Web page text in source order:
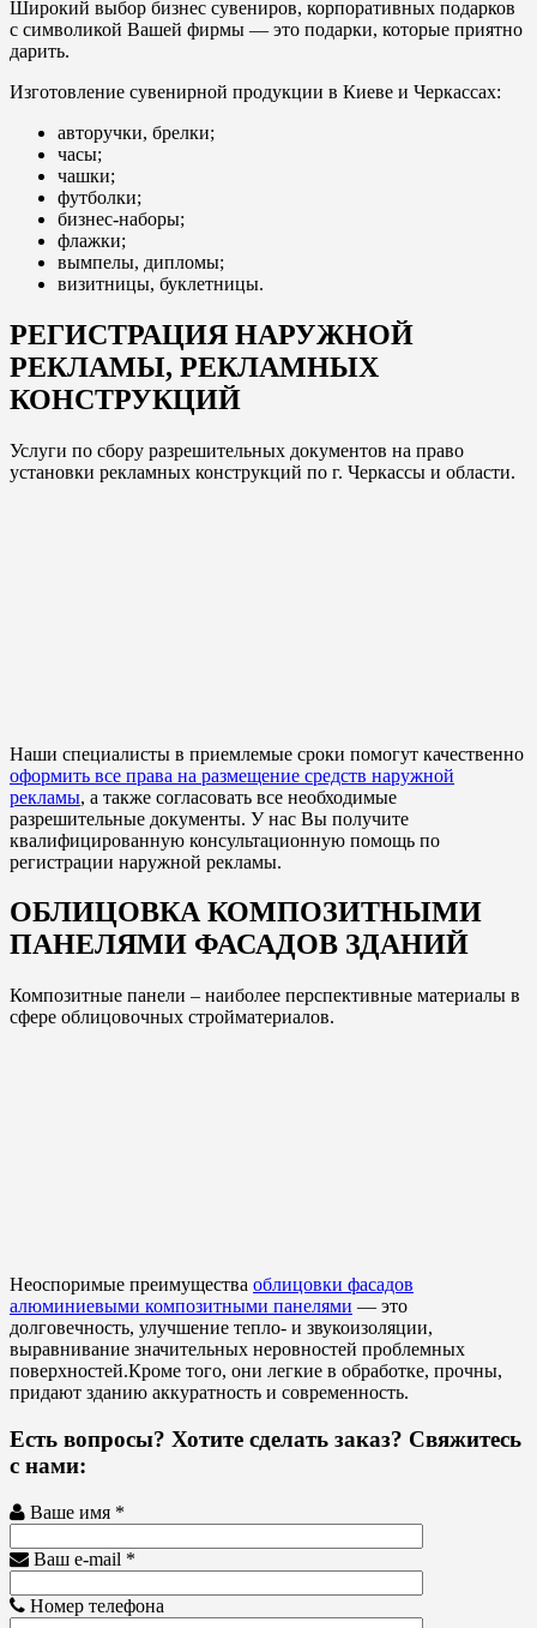
Широкий выбор бизнес сувениров, корпоративных подарков
с символикой Вашей фирмы — это подарки, которые приятно
дарить.
Изготовление сувенирной продукции в Киеве и Черкассах:
авторучки, брелки;
часы;
чашки;
футболки;
бизнес-наборы;
флажки;
вымпелы, дипломы;
визитницы, буклетницы.
РЕГИСТРАЦИЯ НАРУЖНОЙ
РЕКЛАМЫ, РЕКЛАМНЫХ
КОНСТРУКЦИЙ
Услуги по сбору разрешительных документов на право
установки рекламных конструкций по г. Черкассы и области.
Наши специалисты в приемлемые сроки помогут качественно
оформить все права на размещение средств наружной
рекламы, а также согласовать все необходимые
разрешительные документы. У нас Вы получите
квалифицированную консультационную помощь по
регистрации наружной рекламы.
ОБЛИЦОВКА КОМПОЗИТНЫМИ
ПАНЕЛЯМИ ФАСАДОВ ЗДАНИЙ
Композитные панели – наиболее перспективные материалы в
сфере облицовочных стройматериалов.
Неоспоримые преимущества облицовки фасадов
алюминиевыми композитными панелями — это
долговечность, улучшение тепло- и звукоизоляции,
выравнивание значительных неровностей проблемных
поверхностей.Кроме того, они легкие в обработке, прочны,
придают зданию аккуратность и современность.
Есть вопросы? Хотите сделать заказ? Свяжитесь
с нами:
Ваше имя *
Ваш e-mail *
Номер телефона